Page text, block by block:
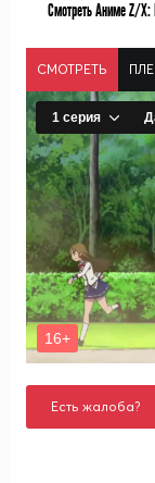
Смотреть Аниме Z/X:
СМОТРЕТЬ
Есть жалоба?